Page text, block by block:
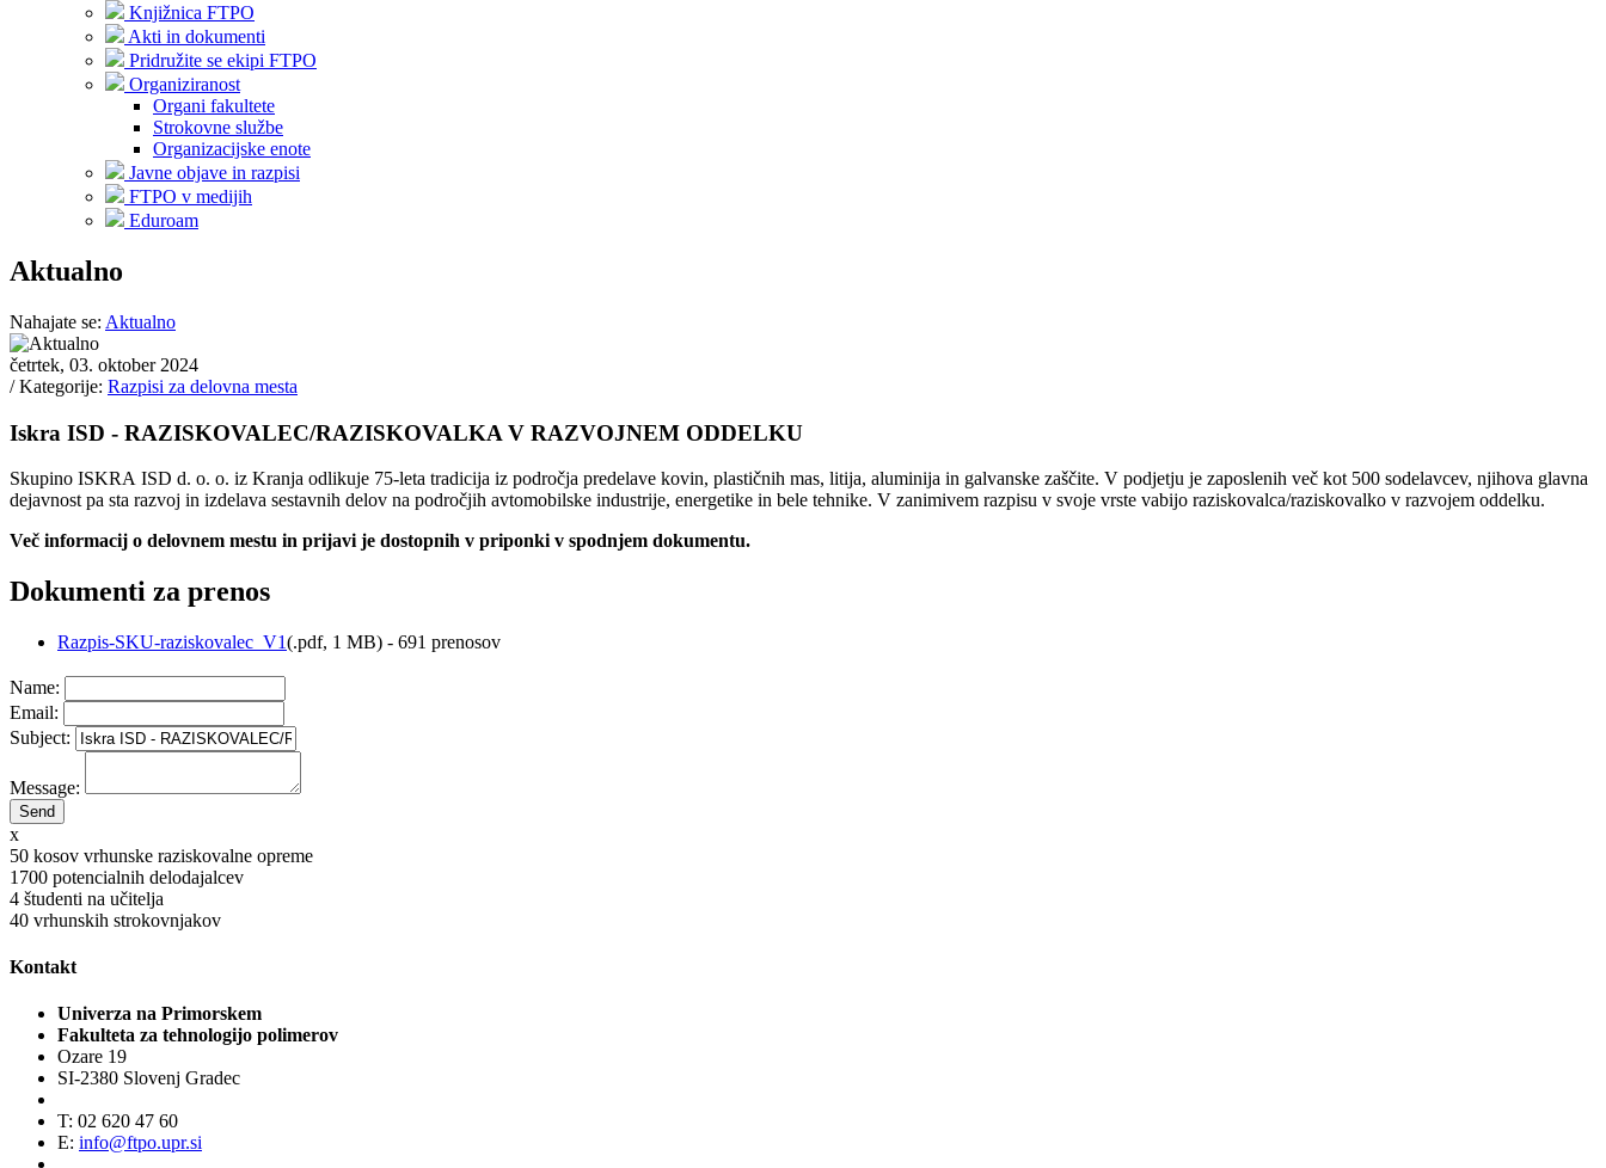
Knjižnica FTPO
Akti in dokumenti
Pridružite se ekipi FTPO
Organiziranost
Organi fakultete
Strokovne službe
Organizacijske enote
Javne objave in razpisi
FTPO v medijih
Eduroam
Aktualno
Nahajate se: Aktualno
četrtek, 03. oktober 2024
/ Kategorije: Razpisi za delovna mesta
Iskra ISD - RAZISKOVALEC/RAZISKOVALKA V RAZVOJNEM ODDELKU
Skupino ISKRA ISD d. o. o. iz Kranja odlikuje 75-leta tradicija iz področja predelave kovin, plastičnih mas, litija, aluminija in galvanske zaščite. V podjetju je zaposlenih več kot 500 sodelavcev, njihova glavna
dejavnost pa sta razvoj in izdelava sestavnih delov na področjih avtomobilske industrije, energetike in bele tehnike. V zanimivem razpisu v svoje vrste vabijo raziskovalca/raziskovalko v razvojem oddelku.
Več informacij o delovnem mestu in prijavi je dostopnih v priponki v spodnjem dokumentu.
Dokumenti za prenos
Razpis-SKU-raziskovalec_V1(.pdf, 1 MB) - 691 prenosov
Name:
Email:
Subject:
Message:
x
50 kosov vrhunske raziskovalne opreme
1700 potencialnih delodajalcev
4 študenti na učitelja
40 vrhunskih strokovnjakov
Kontakt
Univerza na Primorskem
Fakulteta za tehnologijo polimerov
Ozare 19
SI-2380 Slovenj Gradec
T: 02 620 47 60
E: info@ftpo.upr.si